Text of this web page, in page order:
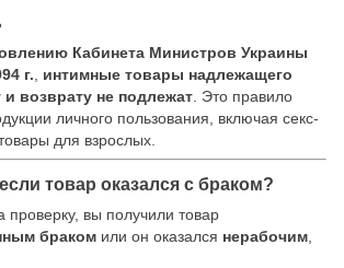
Кабинета Министров Украины
г.
интимные товары надлежащего
и возврату не подлежат . Это правило
личного пользования, включая секс-
для взрослых.
товар оказался с браком?
проверку, вы получили товар
браком или он оказался нерабочим